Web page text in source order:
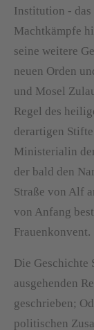
Institution -
Machtkämpfe
seine weitere
neuen Orden
und Mosel
Regel des
derartigen
Ministerialin
der bald den
Straße von Alf
von Anfang
Frauenkonvent.
Die Geschichte
ausgehenden
geschrieben;
politischen